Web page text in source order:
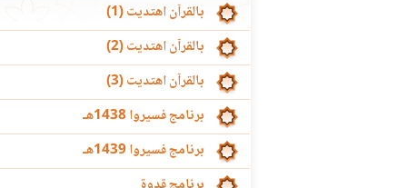
بالقرآن اهتديت (1)
بالقرآن اهتديت (2)
بالقرآن اهتديت (3)
برنامج فسيروا 1438هـ
برنامج فسيروا 1439هـ